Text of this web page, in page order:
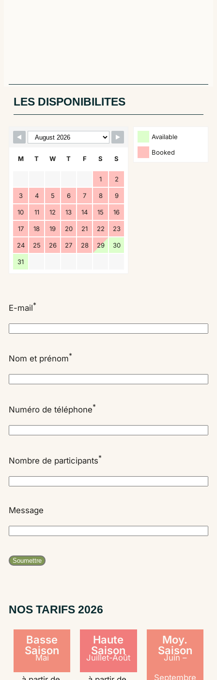
LES DISPONIBILITES
Skip Booking Form
Available
Booked
M
T W T F S S
1 2
3 4 5 6 7 8 9
10 11 12 13 14 15 16
17 18 19 20 21 22 23
24 25 26 27 28 29 30
31
E-mail*
Nom et prénom*
Numéro de téléphone*
Nombre de participants*
Message
Soumettre
NOS TARIFS 2026
Basse
Saison
Mai
Haute
Saison
Juillet-Août
Moy.
Saison
Juin –
Septembre